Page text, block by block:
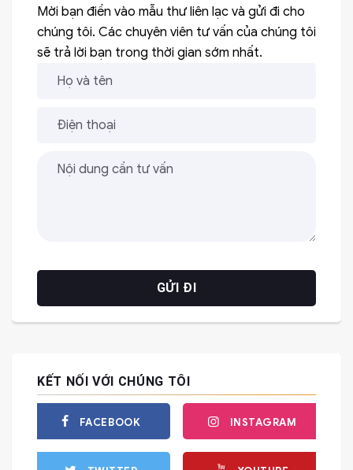
Mời bạn điền vào mẫu thư liên lạc và gửi đi cho
chúng tôi. Các chuyên viên tư vấn của chúng tôi
sẽ trả lời bạn trong thời gian sớm nhất.
KẾT NỐI VỚI CHÚNG TÔI
FACEBOOK INSTAGRAM